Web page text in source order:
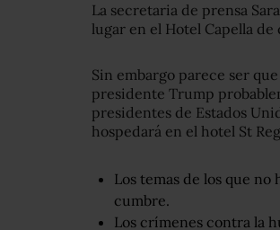
La secretaria de prensa
lugar en el Hotel Capella de
Sin embargo parece ser
presidente Trump
presidentes de Estados
hospedará en el hotel St
Los temas de los que
cumbre.
Los crímenes contra la